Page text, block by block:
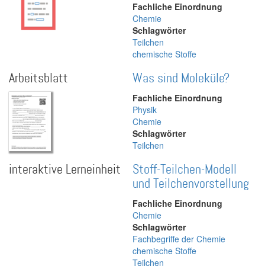
Fachliche Einordnung
Chemie
Schlagwörter
Teilchen
chemische Stoffe
Arbeitsblatt Was sind Moleküle?
Fachliche Einordnung
Physik
Chemie
Schlagwörter
Teilchen
interaktive Lerneinheit
Stoff-Teilchen-Modell
und Teilchenvorstellung
Fachliche Einordnung
Chemie
Schlagwörter
Fachbegriffe der Chemie
chemische Stoffe
Teilchen